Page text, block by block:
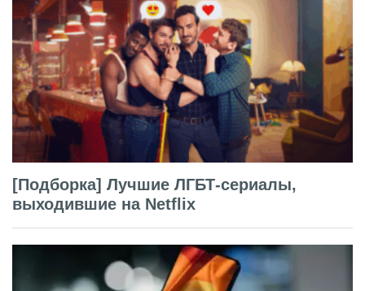
[Подборка] Лучшие ЛГБТ-сериалы,
выходившие на Netflix